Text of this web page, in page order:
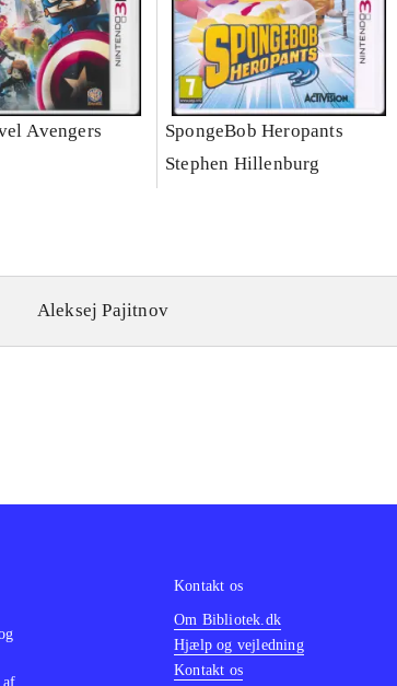
Avengers
SpongeBob Heropants
Stephen Hillenburg
Aleksej Pajitnov
af
Kontakt os
Om Bibliotek.dk
Hjælp og vejledning
Kontakt os